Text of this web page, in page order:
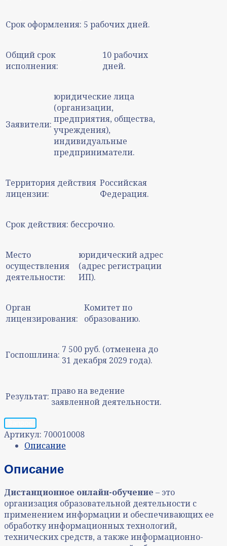
Срок оформления: 5 рабочих дней.
Общий срок
исполнения:
10 рабочих
дней.
Заявители:
юридические лица
(организации,
предприятия, общества,
учреждения),
индивидуальные
предприниматели.
Территория действия
лицензии:
Российская
Федерация.
Срок действия: бессрочно.
Место
осуществления
деятельности:
юридический адрес
(адрес регистрации
ИП).
Орган
лицензирования:
Комитет по
образованию.
Госпошлина: 7 500 руб. (отменена до
31 декабря 2029 года).
Результат: право на ведение
заявленной деятельности.
Артикул: 700010008
Описание
Описание
Дистанционное онлайн-обучение – это
организация образовательной деятельности с
применением информации и обеспечивающих ее
обработку информационных технологий,
технических средств, а также информационно-